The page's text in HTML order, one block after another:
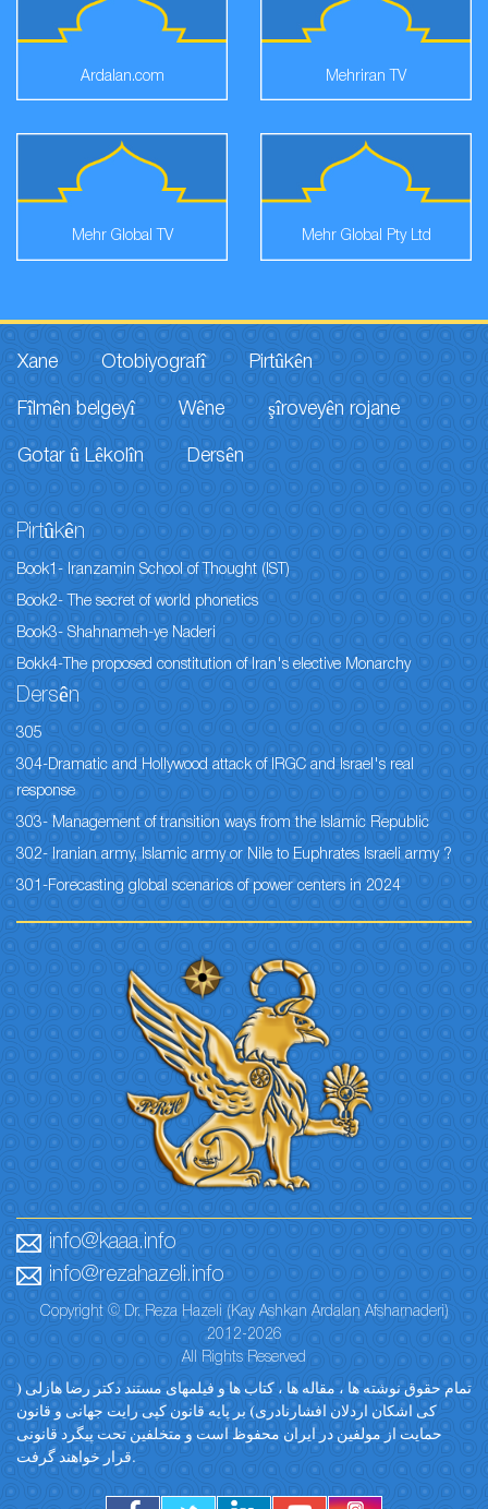
Ardalan.com Mehriran TV
Mehr Global TV Mehr Global Pty Ltd
Xane Otobiyografî Pirtûkên
Fîlmên belgeyî Wêne şîroveyên rojane
Gotar û Lêkolîn Dersên
Pirtûkên
Book1- Iranzamin School of Thought (IST)
Book2- The secret of world phonetics
Book3- Shahnameh-ye Naderi
Bokk4-The proposed constitution of Iran's elective Monarchy
Dersên
305
304-Dramatic and Hollywood attack of IRGC and Israel's real
response
303- Management of transition ways from the Islamic Republic
302- Iranian army, Islamic army or Nile to Euphrates Israeli army ?
301-Forecasting global scenarios of power centers in 2024
info@kaaa.info
info@rezahazeli.info
Copyright © Dr. Reza Hazeli (Kay Ashkan Ardalan Afsharnaderi)
2012-2026
All Rights Reserved
تمام حقوق نوشته ها ، مقاله ها ، کتاب ها و فیلمهای مستند دکتر رضا هازلی (
کی اشکان اردلان افشارنادری) بر پایه قانون کپی رایت جهانی و قانون
حمایت از مولفین در ایران محفوظ است و متخلفین تحت پیگرد قانونی
قرار خواهند گرفت.